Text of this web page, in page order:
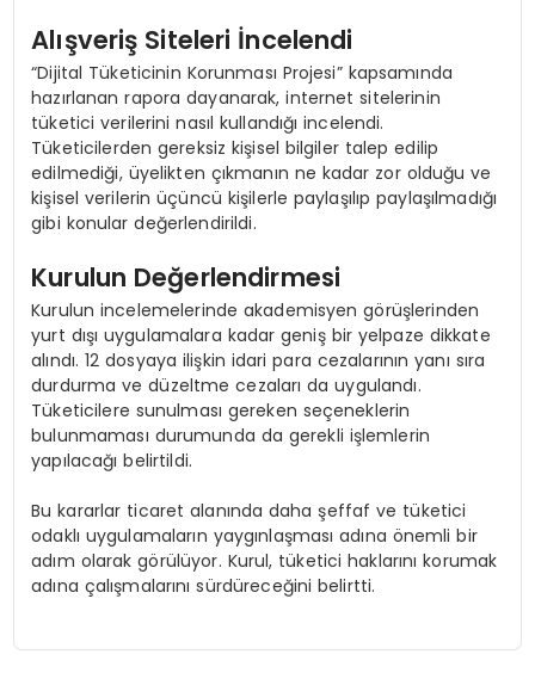
Alışveriş Siteleri İncelendi
“Dijital Tüketicinin Korunması Projesi” kapsamında
hazırlanan rapora dayanarak, internet sitelerinin
tüketici verilerini nasıl kullandığı incelendi.
Tüketicilerden gereksiz kişisel bilgiler talep edilip
edilmediği, üyelikten çıkmanın ne kadar zor olduğu ve
kişisel verilerin üçüncü kişilerle paylaşılıp paylaşılmadığı
gibi konular değerlendirildi.
Kurulun Değerlendirmesi
Kurulun incelemelerinde akademisyen görüşlerinden
yurt dışı uygulamalara kadar geniş bir yelpaze dikkate
alındı. 12 dosyaya ilişkin idari para cezalarının yanı sıra
durdurma ve düzeltme cezaları da uygulandı.
Tüketicilere sunulması gereken seçeneklerin
bulunmaması durumunda da gerekli işlemlerin
yapılacağı belirtildi.
Bu kararlar ticaret alanında daha şeffaf ve tüketici
odaklı uygulamaların yaygınlaşması adına önemli bir
adım olarak görülüyor. Kurul, tüketici haklarını korumak
adına çalışmalarını sürdüreceğini belirtti.